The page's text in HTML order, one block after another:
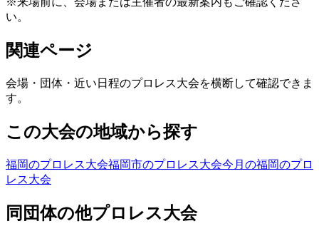
い。
関連ページ
会場・団体・近い日程のプロレス大会を横断して確認できま
す。
この大会の地域から探す
福岡のプロレス大会福岡市のプロレス大会今月の福岡のプロ
レス大会
同団体の他プロレス大会